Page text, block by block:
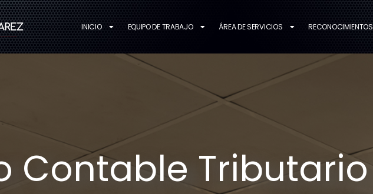
INICIO EQUIPO DE TRABAJO ÁREA DE SERVICIOS RECONOCIMIENTOS
Contable Tributario